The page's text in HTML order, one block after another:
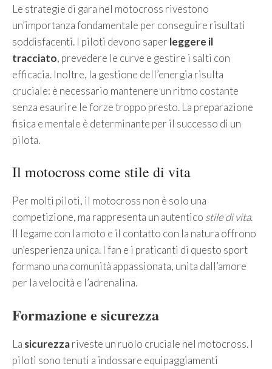
Le strategie di gara nel motocross rivestono
un’importanza fondamentale per conseguire risultati
soddisfacenti. I piloti devono saper leggere il
tracciato, prevedere le curve e gestire i salti con
efficacia. Inoltre, la gestione dell’energia risulta
cruciale: è necessario mantenere un ritmo costante
senza esaurire le forze troppo presto. La preparazione
fisica e mentale è determinante per il successo di un
pilota.
Il motocross come stile di vita
Per molti piloti, il motocross non è solo una
competizione, ma rappresenta un autentico stile di vita.
Il legame con la moto e il contatto con la natura offrono
un’esperienza unica. I fan e i praticanti di questo sport
formano una comunità appassionata, unita dall’amore
per la velocità e l’adrenalina.
Formazione e sicurezza
La sicurezzariveste un ruolo cruciale nel motocross. I
piloti sono tenuti a indossare equipaggiamenti